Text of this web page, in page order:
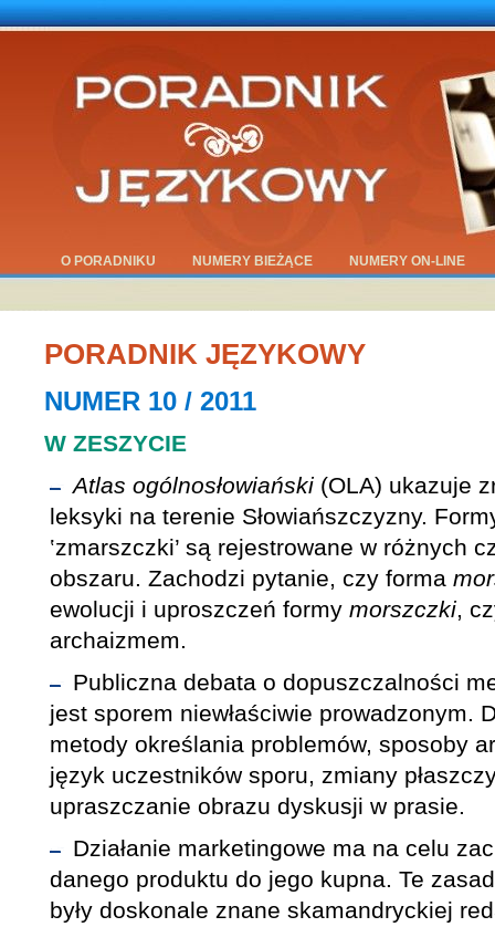
O PORADNIKU NUMERY BIEŻĄCE NUMERY ON-LINE
PORADNIK JĘZYKOWY
NUMER 10 / 2011
W ZESZYCIE
Atlas ogólnosłowiański (OLA) ukazuje
leksyki na terenie Słowiańszczyzny.
‛zmarszczki’ są rejestrowane w różnych
obszaru. Zachodzi pytanie, czy forma
ewolucji i uproszczeń formy morszczki,
archaizmem.
Publiczna debata o dopuszczalności
jest sporem niewłaściwie prowadzonym.
metody określania problemów, sposoby
język uczestników sporu, zmiany
upraszczanie obrazu dyskusji w prasie.
Działanie marketingowe ma na celu
danego produktu do jego kupna. Te
były doskonale znane skamandryckiej